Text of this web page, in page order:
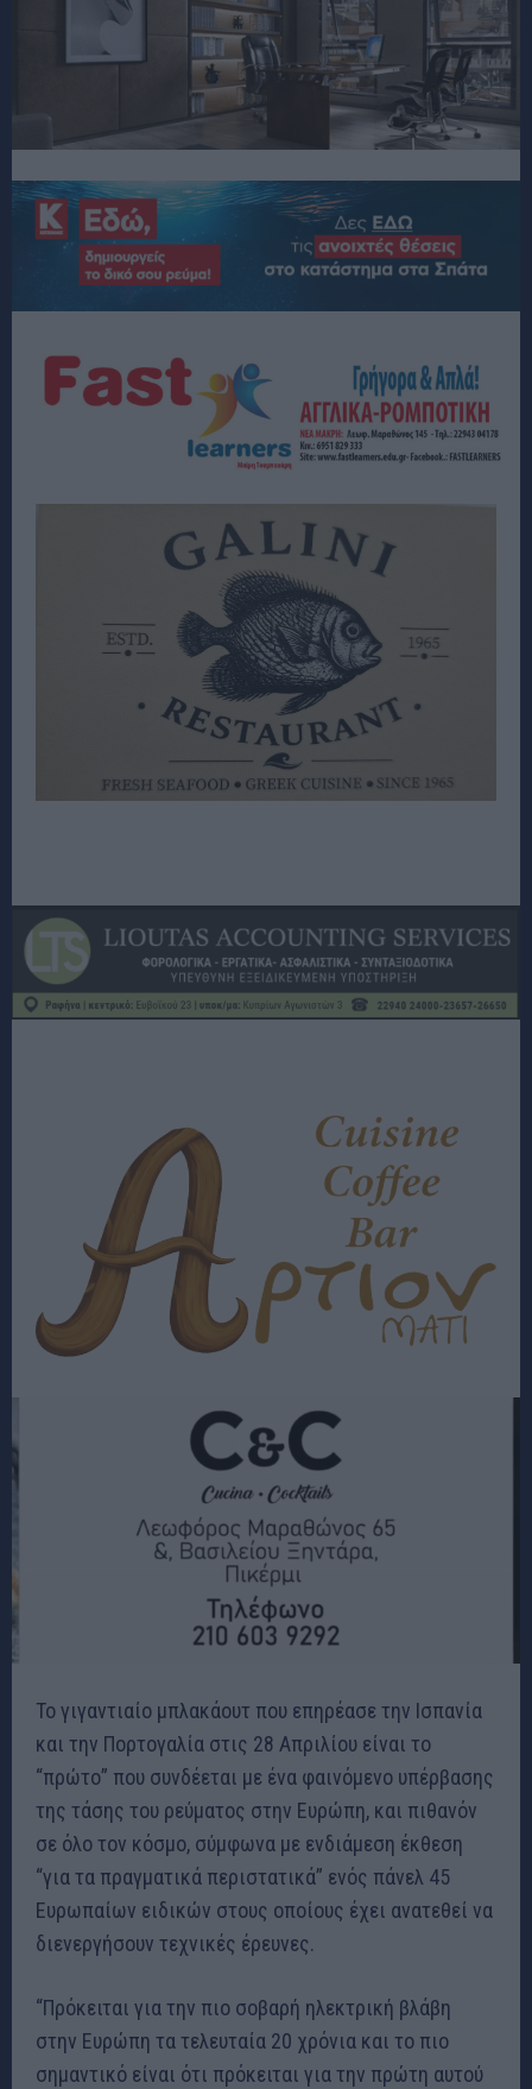
Το γιγαντιαίο μπλακάουτ που επηρέασε την Ισπανία
και την Πορτογαλία στις 28 Απριλίου είναι το
“πρώτο” που συνδέεται με ένα φαινόμενο υπέρβασης
της τάσης του ρεύματος στην Ευρώπη, και πιθανόν
σε όλο τον κόσμο, σύμφωνα με ενδιάμεση έκθεση
“για τα πραγματικά περιστατικά” ενός πάνελ 45
Ευρωπαίων ειδικών στους οποίους έχει ανατεθεί να
διενεργήσουν τεχνικές έρευνες.
“Πρόκειται για την πιο σοβαρή ηλεκτρική βλάβη
στην Ευρώπη τα τελευταία 20 χρόνια και το πιο
σημαντικό είναι ότι πρόκειται για την πρώτη αυτού